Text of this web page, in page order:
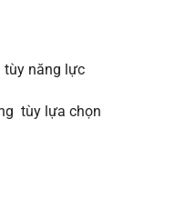
năng lực
tùy lựa chọn